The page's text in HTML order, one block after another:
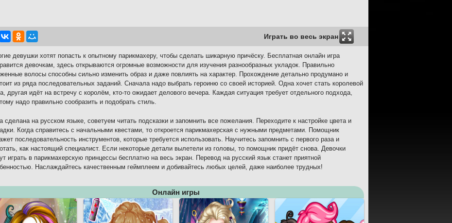
Играть во весь экран
девушки хотят попасть к опытному парикмахеру, чтобы сделать шикарную причёску. Бесплатная онлайн игра
девочкам, здесь открываются огромные возможности для изучения разнообразных укладок. Правильно
волосы способны сильно изменить образ и даже повлиять на характер. Прохождение детально продумано и
из ряда последовательных заданий. Сначала надо выбрать героиню со своей историей. Одна хочет стать королевой
другая идёт на встречу с королём, кто-то ожидает делового вечера. Каждая ситуация требует отдельного подхода,
надо правильно сообразить и подобрать стиль.
сделана на русском языке, советуем читать подсказки и запомнить все пожелания. Переходите к настройке цвета и
Когда справитесь с начальными квестами, то откроется парикмахерская с нужными предметами. Помощник
последовательность инструментов, которые требуется использовать. Научитесь запомнить с первого раза и
как настоящий специалист. Если некоторые детали вылетели из головы, то помощник придёт снова. Девочки
играть в парикмахерскую принцессы бесплатно на весь экран. Перевод на русский язык станет приятной
Наслаждайтесь качественным геймплеем и добивайтесь любых целей, даже наиболее трудных!
Онлайн игры